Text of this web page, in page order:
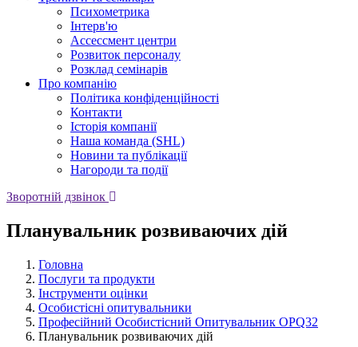
Психометрика
Iнтерв'ю
Ассессмент центри
Розвиток персоналу
Розклад семінарів
Про компанію
Політика конфіденційності
Контакти
Історія компанії
Наша команда (SHL)
Новини та публікації
Нагороди та події
Зворотній дзвінок
Планувальник розвиваючих дій
Головна
Послуги та продукти
Інструменти оцінки
Особистісні опитувальники
Професійний Особистісний Опитувальник OPQ32
Планувальник розвиваючих дій